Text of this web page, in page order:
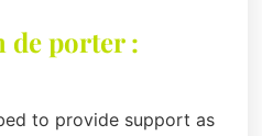
de porter :
to provide support as